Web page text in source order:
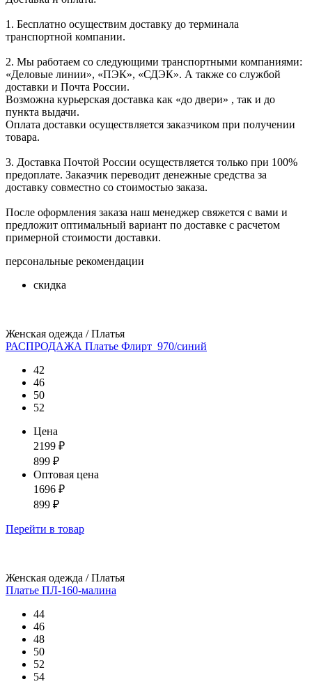
1. Бесплатно осуществим доставку до терминала
транспортной компании.
2. Мы работаем со следующими транспортными компаниями:
«Деловые линии», «ПЭК», «СДЭК». А также со службой
доставки и Почта России.
Возможна курьерская доставка как «до двери» , так и до
пункта выдачи.
Оплата доставки осуществляется заказчиком при получении
товара.
3. Доставка Почтой России осуществляется только при 100%
предоплате. Заказчик переводит денежные средства за
доставку совместно со стоимостью заказа.
После оформления заказа наш менеджер свяжется с вами и
предложит оптимальный вариант по доставке с расчетом
примерной стоимости доставки.
персональные рекомендации
скидка
Женская одежда / Платья
РАСПРОДАЖА Платье Флирт_970/синий
42
46
50
52
Цена
2199 ₽
899 ₽
Оптовая цена
1696 ₽
899 ₽
Перейти в товар
Женская одежда / Платья
Платье ПЛ-160-малина
44
46
48
50
52
54